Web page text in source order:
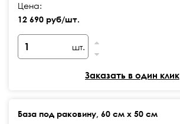
Цена:
12 690 руб/шт.
шт.
Заказать в один клик
База под раковину, 60 см х 50 см